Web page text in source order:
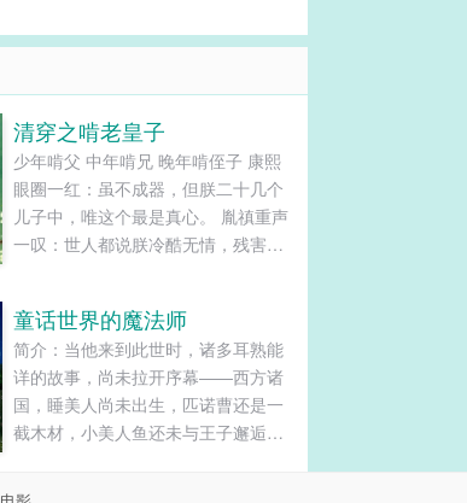
清穿之啃老皇子
少年啃父 中年啃兄 晚年啃侄子 康熙
眼圈一红：虽不成器，但朕二十几个
儿子中，唯这个最是真心。 胤禛重声
一叹：世人都说朕冷酷无情，残害手
叔待我尤胜亲子，我待叔叔犹如生
父。 排雷：正常婚恋但老婆只有一
个，全文主亲情。 男主性格：无论你
的腹黑有多少层，我永远只能领会到
第一层。 团宠、命好、可可爱爱没有
童话世界的魔法师
简介：当他来到此世时，诸多耳熟能
详的故事，尚未拉开序幕——西方诸
国，睡美人尚未出生，匹诺曹还是一
截木材，小美人鱼还未与王子邂逅；
丽丝的少女。中东沙漠，神灯深埋宝